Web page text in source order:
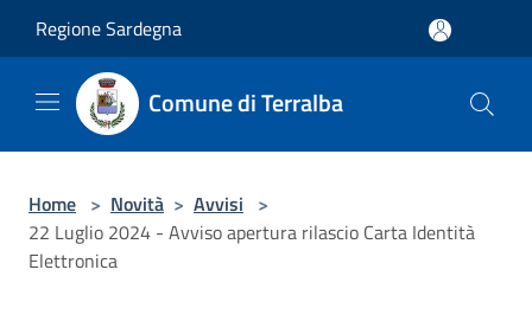
Regione Sardegna
Comune di Terralba
Home > Novità > Avvisi >
22 Luglio 2024 - Avviso apertura rilascio Carta Identità
Elettronica